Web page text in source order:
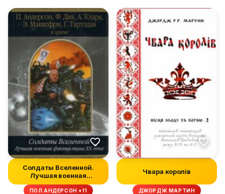
Солдаты Вселенной.
Лучшая военная
фантастика ХХ ве...
ПОЛ АНДЕРСОН +11
Чвара королів
ДЖОРДЖ МАРТИН